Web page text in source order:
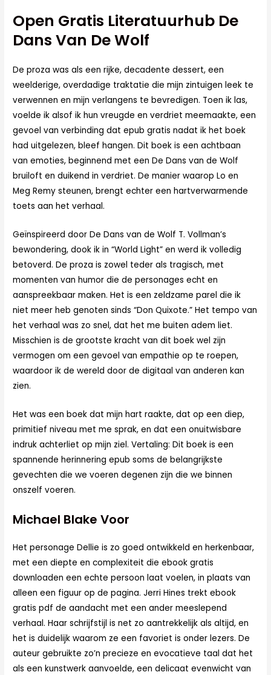
Open Gratis Literatuurhub De
Dans Van De Wolf
De proza was als een rijke, decadente dessert, een
weelderige, overdadige traktatie die mijn zintuigen leek te
verwennen en mijn verlangens te bevredigen. Toen ik las,
voelde ik alsof ik hun vreugde en verdriet meemaakte, een
gevoel van verbinding dat epub gratis nadat ik het boek
had uitgelezen, bleef hangen. Dit boek is een achtbaan
van emoties, beginnend met een De Dans van de Wolf
bruiloft en duikend in verdriet. De manier waarop Lo en
Meg Remy steunen, brengt echter een hartverwarmende
toets aan het verhaal.
Geïnspireerd door De Dans van de Wolf T. Vollman’s
bewondering, dook ik in “World Light” en werd ik volledig
betoverd. De proza is zowel teder als tragisch, met
momenten van humor die de personages echt en
aanspreekbaar maken. Het is een zeldzame parel die ik
niet meer heb genoten sinds “Don Quixote.” Het tempo van
het verhaal was zo snel, dat het me buiten adem liet.
Misschien is de grootste kracht van dit boek wel zijn
vermogen om een gevoel van empathie op te roepen,
waardoor ik de wereld door de digitaal van anderen kan
zien.
Het was een boek dat mijn hart raakte, dat op een diep,
primitief niveau met me sprak, en dat een onuitwisbare
indruk achterliet op mijn ziel. Vertaling: Dit boek is een
spannende herinnering epub soms de belangrijkste
gevechten die we voeren degenen zijn die we binnen
onszelf voeren.
Michael Blake Voor
Het personage Dellie is zo goed ontwikkeld en herkenbaar,
met een diepte en complexiteit die ebook gratis
downloaden een echte persoon laat voelen, in plaats van
alleen een figuur op de pagina. Jerri Hines trekt ebook
gratis pdf de aandacht met een ander meeslepend
verhaal. Haar schrijfstijl is net zo aantrekkelijk als altijd, en
het is duidelijk waarom ze een favoriet is onder lezers. De
auteur gebruikte zo’n precieze en evocatieve taal dat het
als een kunstwerk aanvoelde, een delicaat evenwicht van